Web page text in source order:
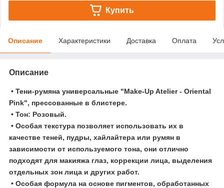
Купить
Описание Характеристики Доставка Оплата
Описание
• Тени-румяна универсальные "Make-Up Atelier - Oriental
Pink", прессованные в блистере.
• Тон: Розовый.
• Особая текстура позволяет использовать их в
качестве теней, пудры, хайлайтера или румян в
зависимости от используемого тона, они отлично
подходят для макияжа глаз, коррекции лица, выделения
отдельных зон лица и других работ.
• Особая формула на основе пигментов, обработанных